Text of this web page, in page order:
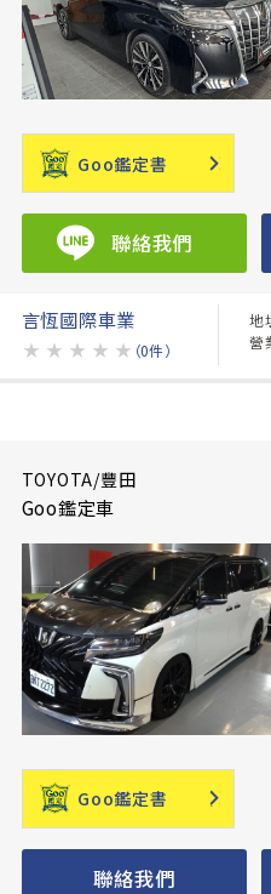
Goo鑑定書
聯絡我們
言恆國際車業
★ ★ ★ ★ ★ （0件）
地
營
TOYOTA/豐田
Goo鑑定車
Goo鑑定書
聯絡我們